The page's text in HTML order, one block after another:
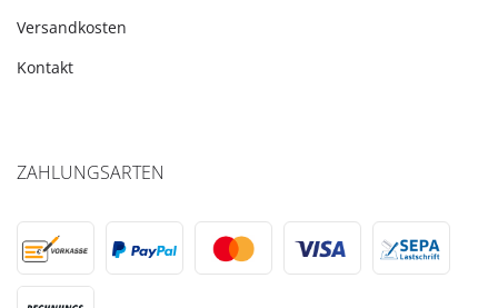
Versandkosten
Kontakt
ZAHLUNGSARTEN